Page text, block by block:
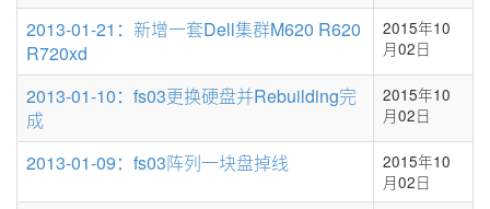
2013-01-21：新增一套Dell集群M620 R620
R720xd
2015年10
月02日
2013-01-10：fs03更换硬盘并Rebuilding完
成
2015年10
月02日
2013-01-09：fs03阵列一块盘掉线
2015年10
月02日